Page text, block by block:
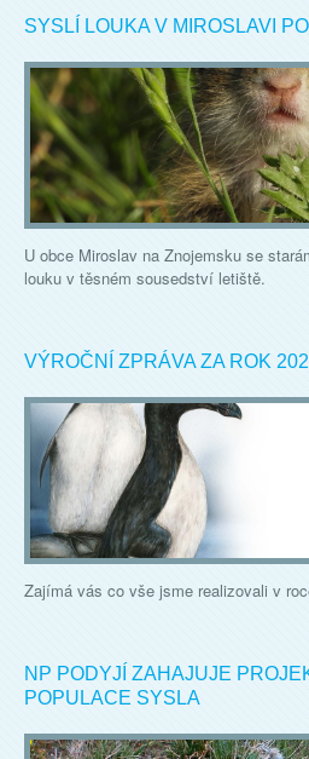
SYSLÍ LOUKA V MIROSLAVI
U obce Miroslav na Znojemsku se
louku v těsném sousedství letiště.
VÝROČNÍ ZPRÁVA ZA ROK
Zajímá vás co vše jsme realizovali v
NP PODYJÍ ZAHAJUJE
POPULACE SYSLA